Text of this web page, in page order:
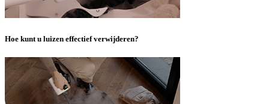
Hoe kunt u luizen effectief verwijderen?